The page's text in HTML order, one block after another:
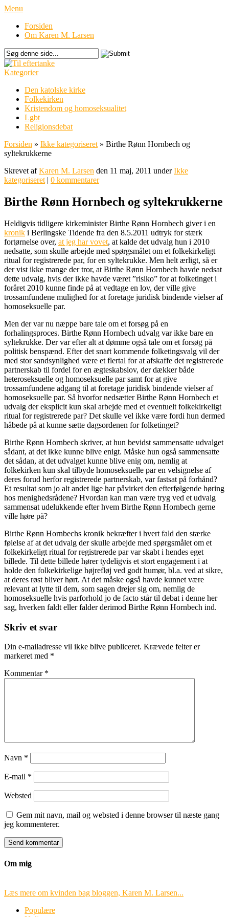
Menu
Forsiden
Om Karen M. Larsen
Kategorier
Den katolske kirke
Folkekirken
Kristendom og homoseksualitet
Lgbt
Religionsdebat
Forsiden » Ikke kategoriseret » Birthe Rønn Hornbech og
syltekrukkerne
Skrevet afKaren M. Larsen den 11 maj, 2011 underIkke
kategoriseret | 0 kommentarer
Birthe Rønn Hornbech og syltekrukkerne
Heldigvis tidligere kirkeminister Birthe Rønn Hornbech giver i en
kronik i Berlingske Tidende fra den 8.5.2011 udtryk for stærk
fortørnelse over, at jeg har vovet, at kalde det udvalg hun i 2010
nedsatte, som skulle arbejde med spørgsmålet om et folkekirkeligt
ritual for registrerede par, for en syltekrukke. Men helt ærligt, så er
der vist ikke mange der tror, at Birthe Rønn Hornbech havde nedsat
dette udvalg, hvis der ikke havde været ”risiko” for at folketinget i
foråret 2010 kunne finde på at vedtage en lov, der ville give
trossamfundene mulighed for at foretage juridisk bindende vielser af
homoseksuelle par.
Men der var nu næppe bare tale om et forsøg på en
forhalingsproces. Birthe Rønn Hornbech udvalg var ikke bare en
syltekrukke. Der var efter alt at dømme også tale om et forsøg på
politisk benspænd. Efter det snart kommende folketingsvalg vil der
med stor sandsynlighed være et flertal for at afskaffe det registrerede
partnerskab til fordel for en ægteskabslov, der dækker både
heteroseksuelle og homoseksuelle par samt for at give
trossamfundene adgang til at foretage juridisk bindende vielser af
homoseksuelle par. Så hvorfor nedsætter Birthe Rønn Hornbech et
udvalg der eksplicit kun skal arbejde med et eventuelt folkekirkeligt
ritual for registrerede par? Det skulle vel ikke være fordi hun dermed
håbede på at kunne sætte dagsordenen for folketinget?
Birthe Rønn Hornbech skriver, at hun bevidst sammensatte udvalget
sådant, at det ikke kunne blive enigt. Måske hun også sammensatte
det sådan, at det udvalget kunne blive enig om, nemlig at
folkekirken kun skal tilbyde homoseksuelle par en velsignelse af
deres forud herfor registrerede partnerskab, var fastsat på forhånd?
Et resultat som jo alt andet lige har påvirket den efterfølgende høring
hos menighedsrådene? Hvordan kan man være tryg ved et udvalg
sammensat udelukkende efter hvem Birthe Rønn Hornbech gerne
ville høre på?
Birthe Rønn Hornbechs kronik bekræfter i hvert fald den stærke
følelse af at det udvalg der skulle arbejde med spørgsmålet om et
folkekirkeligt ritual for registrerede par var skabt i hendes eget
billede. Til dette billede hører tydeligvis et stort engagement i at
holde den folkekirkelige højrefløj ved godt humør, bl.a. ved at sikre,
at deres røst bliver hørt. At det måske også havde kunnet være
relevant at lytte til dem, som sagen drejer sig om, nemlig de
homoseksuelle hvis parforhold jo de facto står til debat i denne her
sag, hverken faldt eller falder derimod Birthe Rønn Hornbech ind.
Skriv et svar
Din e-mailadresse vil ikke blive publiceret. Krævede felter er
markeret med *
Kommentar *
Navn *
E-mail *
Websted
Gem mit navn, mail og websted i denne browser til næste gang
jeg kommenterer.
Om mig
Læs mere om kvinden bag bloggen, Karen M. Larsen...
Populære